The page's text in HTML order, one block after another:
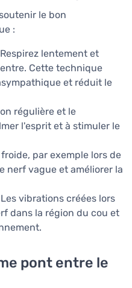
le bon
:
Respirez lentement et
Cette technique
et réduit le
régulière et le
l'esprit et à stimuler le
froide, par exemple lors de
nerf vague et améliorer la
Les vibrations créées lors
dans la région du cou et
pont entre le